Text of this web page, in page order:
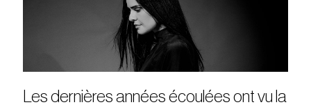
le sucre max
partenariats
privatisations
Les dernières années écoulées ont vu la